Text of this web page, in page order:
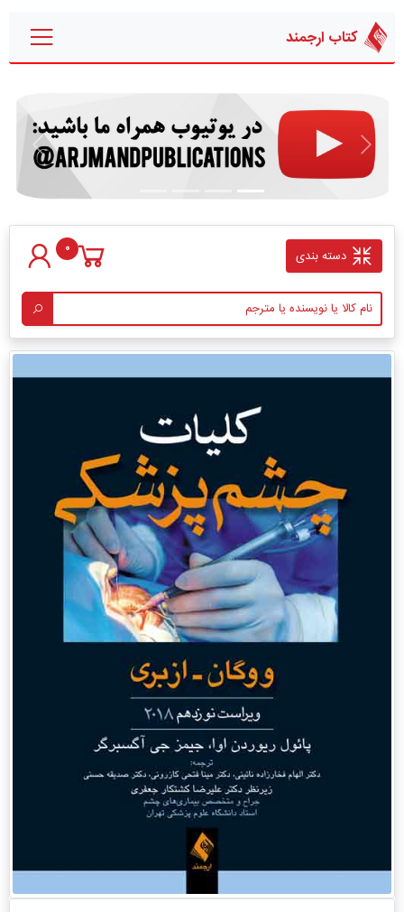
کتاب ارجمند
قبلی بعدی
دسته بندی 0